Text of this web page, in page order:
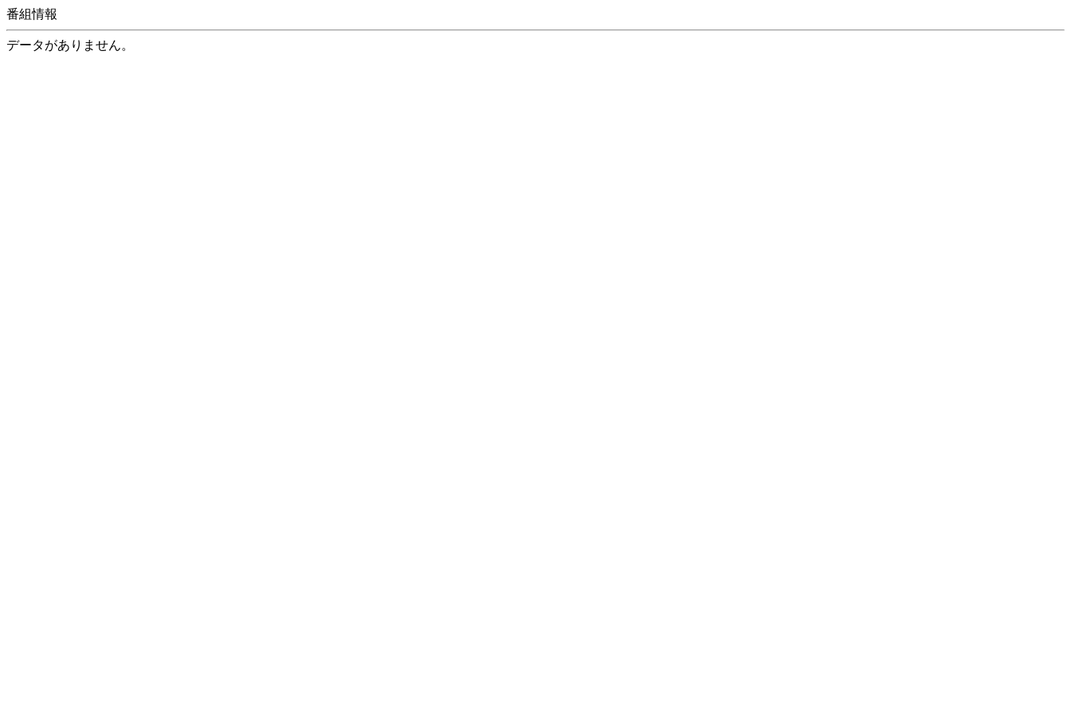
番組情報
データがありません。